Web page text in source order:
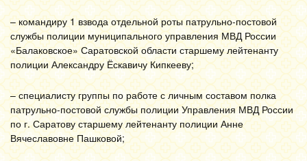
– командиру 1 взвода отдельной роты патрульно-постовой
службы полиции муниципального управления МВД России
«Балаковское» Саратовской области старшему лейтенанту
полиции Александру Ёскавичу Кипкееву;
– специалисту группы по работе с личным составом полка
патрульно-постовой службы полиции Управления МВД России
по г. Саратову старшему лейтенанту полиции Анне
Вячеславовне Пашковой;